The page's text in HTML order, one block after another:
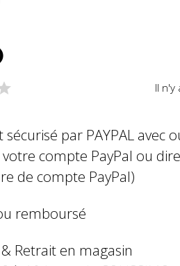
Il n'y
sécurisé par PAYPAL avec
votre compte PayPal ou
de compte PayPal)
remboursé
Retrait en magasin